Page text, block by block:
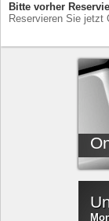
Bitte vorher
Reservieren Sie jetzt